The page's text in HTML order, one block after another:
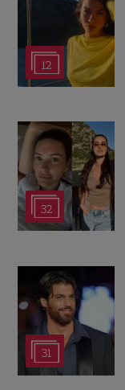
12
32
31